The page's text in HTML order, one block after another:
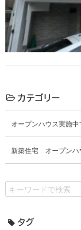
カテゴリー
オープンハウス実施中
新築住宅 オープンハ
タグ